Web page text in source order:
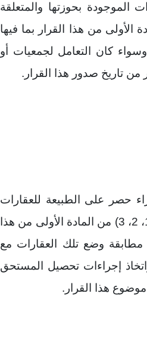
الموجودة بحوزتها والمتعلقة
فى البنود أرقام (1، 2، 3، 4) من المادة الأولى من هذا القرار بما فيها
كان التعامل لجمعيات أو
من تاريخ صدور هذا القرار.
حصر على الطبيعة للعقارات
التى قد تكون كائنة بمساحات الأراضى المبينة فى البنود أرقام (1، 2، 3) من المادة الأولى من هذا
مطابقة وضع تلك العقارات مع
إجراءات تحصيل المستحق
هذا القرار.